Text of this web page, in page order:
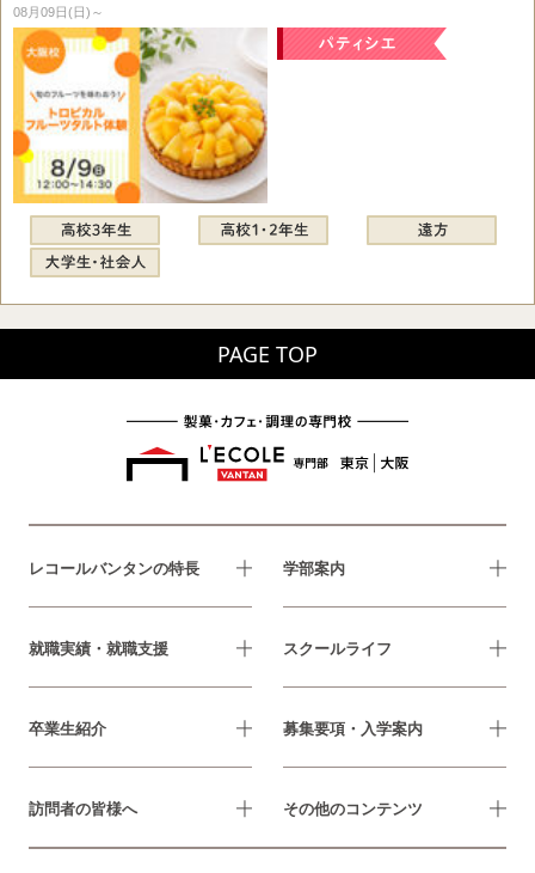
08月09日(日)～
PAGE TOP
レコールバンタンの特長 学部案内
就職実績・就職支援 スクールライフ
卒業生紹介 募集要項・入学案内
訪問者の皆様へ その他のコンテンツ